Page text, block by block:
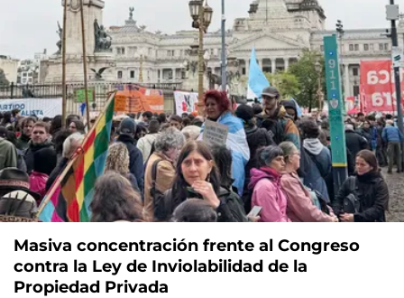
Masiva concentración frente al Congreso
contra la Ley de Inviolabilidad de la
Propiedad Privada